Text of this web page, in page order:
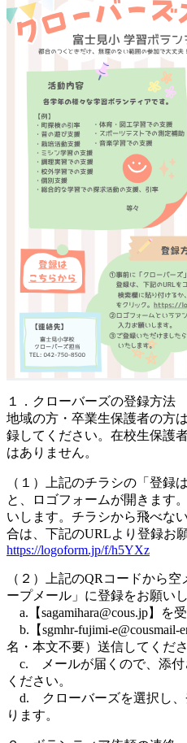
１．クローバーズの登
地域の方・卒業生保護者の方
録してください。在校生保護
はありません。
（１）上記のチラシの「登録
と、ロゴフォームが開きます
いします。チラシから飛べな
合は、下記のURLより登録お
https://logoform.jp/f/h5YXz
（２）上記のQRコードから
ープメール」に登録をお願いし
a.【sagamihara@cous.jp】を
b.【sgmhr-fujimi-e@cousmail-
名・本文不要）送
c. メールが届くので、添付
ください。
d. クローバーズを選択し、
ります。